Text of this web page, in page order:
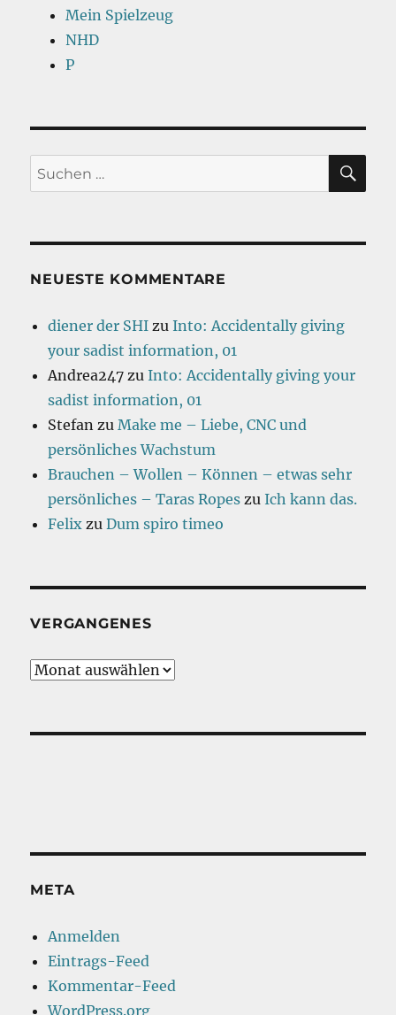
Mein Spielzeug
NHD
P
Suchen
nach:
NEUESTE KOMMENTARE
diener der SHI zuInto: Accidentally giving
your sadist information, 01
Andrea247 zuInto: Accidentally giving your
sadist information, 01
Stefan zu Make me – Liebe, CNC und
persönliches Wachstum
Brauchen – Wollen – Können – etwas sehr
persönliches – Taras Ropes zuIch kann das.
Felix zuDum spiro timeo
VERGANGENES
Vergangenes
META
Anmelden
Eintrags-Feed
Kommentar-Feed
WordPress.org